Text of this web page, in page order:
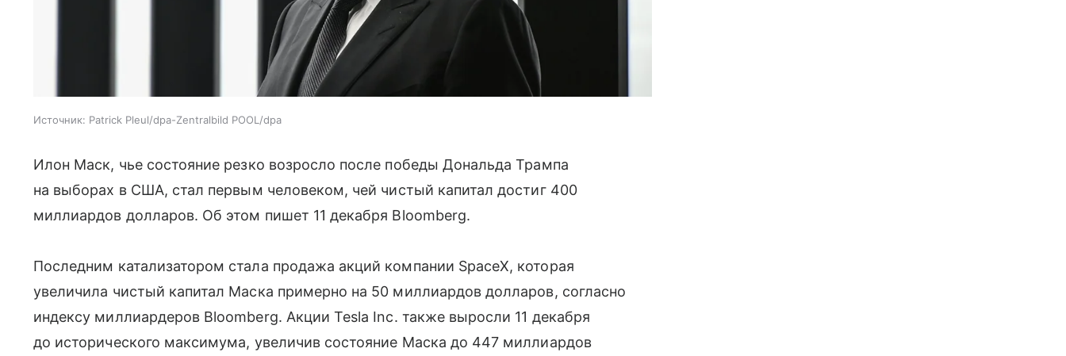
Источник: Patrick Pleul/dpa-Zentralbild POOL/dpa
Илон Маск, чье состояние резко возросло после победы Дональда Трампа
на выборах в США, стал первым человеком, чей чистый капитал достиг 400
миллиардов долларов. Об этом пишет 11 декабря Bloomberg.
Последним катализатором стала продажа акций компании SpaceX, которая
увеличила чистый капитал Маска примерно на 50 миллиардов долларов, согласно
индексу миллиардеров Bloomberg. Акции Tesla Inc. также выросли 11 декабря
до исторического максимума, увеличив состояние Маска до 447 миллиардов